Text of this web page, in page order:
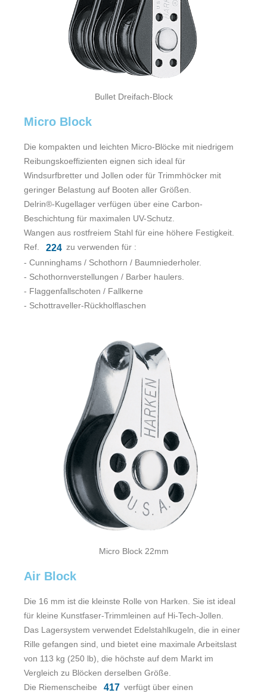
Bullet Dreifach-Block
Micro Block
Die kompakten und leichten Micro-Blöcke mit niedrigem
Reibungskoeffizienten eignen sich ideal für
Windsurfbretter und Jollen oder für Trimmhöcker mit
geringer Belastung auf Booten aller Größen.
Delrin®-Kugellager verfügen über eine Carbon-
Beschichtung für maximalen UV-Schutz.
Wangen aus rostfreiem Stahl für eine höhere Festigkeit.
Ref.
224 zu verwenden für :
- Cunninghams / Schothorn / Baumniederholer.
- Schothornverstellungen / Barber haulers.
- Flaggenfallschoten / Fallkerne
- Schottraveller-Rückholflaschen
Micro Block 22mm
Air Block
Die 16 mm ist die kleinste Rolle von Harken. Sie ist ideal
für kleine Kunstfaser-Trimmleinen auf Hi-Tech-Jollen.
Das Lagersystem verwendet Edelstahlkugeln, die in einer
Rille gefangen sind, und bietet eine maximale Arbeitslast
von 113 kg (250 lb), die höchste auf dem Markt im
Vergleich zu Blöcken derselben Größe.
Die Riemenscheibe
417 verfügt über einen